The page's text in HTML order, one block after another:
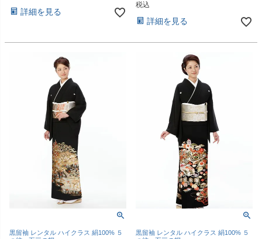
詳細を見る
税込
詳細を見る
黒留袖 レンタル ハイクラス 絹100% ５
黒留袖 レンタル ハイクラス 絹100% ５